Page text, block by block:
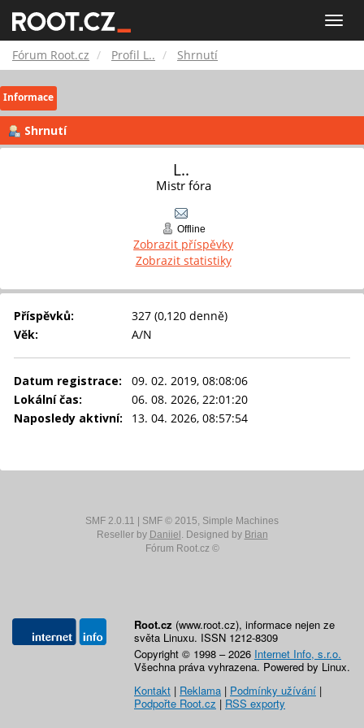
Toggle
Root.cz
Fórum Root.cz Profil L.. Shrnutí
Informace
Shrnutí
L..
Mistr fóra
Offline
Zobrazit příspěvky
Zobrazit statistiky
Příspěvků:
327 (0,120 denně)
Věk:
A/N
Datum registrace:
09. 02. 2019, 08:08:06
Lokální čas:
06. 08. 2026, 22:01:20
Naposledy aktivní:
13. 04. 2026, 08:57:54
SMF 2.0.11 SMF © 2015, Simple Machines
Reseller by Daniiel . Designed by Brian
Fórum Root.cz ©
Root.cz (www.root.cz), informace nejen ze
světa Linuxu. ISSN 1212-8309
Copyright © 1998 – 2026 Internet Info, s.r.o.
Všechna práva vyhrazena. Powered by Linux.
Kontakt | Reklama | Podmínky užívání |
Podpořte Root.cz | RSS exporty